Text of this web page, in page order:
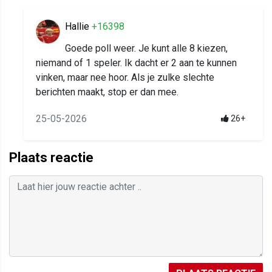
Hallie +16398
Goede poll weer. Je kunt alle 8 kiezen,
niemand of 1 speler. Ik dacht er 2 aan te kunnen
vinken, maar nee hoor. Als je zulke slechte
berichten maakt, stop er dan mee.
25-05-2026 26+
Plaats reactie